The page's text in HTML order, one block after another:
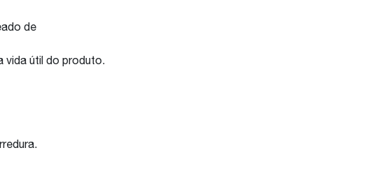
de
vida útil do produto.